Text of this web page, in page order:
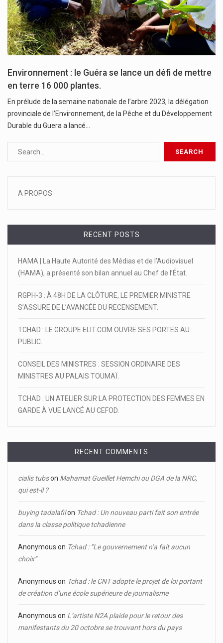
Environnement : le Guéra se lance un défi de mettre
en terre 16 000 plantes.
En prélude de la semaine nationale de l’arbre 2023, la délégation
provinciale de l’Environnement, de la Pêche et du Développement
Durable du Guera a lancé…
A PROPOS
RECENT POSTS
HAMA | La Haute Autorité des Médias et de l’Audiovisuel
(HAMA), a présenté son bilan annuel au Chef de l’État.
RGPH-3 : À 48H DE LA CLÔTURE, LE PREMIER MINISTRE
S’ASSURE DE L’AVANCÉE DU RECENSEMENT.
TCHAD : LE GROUPE ELIT.COM OUVRE SES PORTES AU
PUBLIC.
CONSEIL DES MINISTRES : SESSION ORDINAIRE DES
MINISTRES AU PALAIS TOUMAÏ.
TCHAD : UN ATELIER SUR LA PROTECTION DES FEMMES EN
GARDE À VUE LANCÉ AU CEFOD.
RECENT COMMENTS
cialis tubson Mahamat Gueillet Hemchi ou DGA de la NRC,
qui est-il ?
buying tadalafilon Tchad : Un nouveau parti fait son entrée
dans la classe politique tchadienne
Anonymous on Tchad : ‘’Le gouvernement n’a fait aucun
choix’’
Anonymous on Tchad : le CNT adopte le projet de loi portant
de création d’une école supérieure de journalisme
Anonymous on L’artiste N2A plaide pour le retour des
manifestants du 20 octobre se trouvant hors du pays